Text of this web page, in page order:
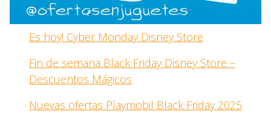
Es hoy! Cyber Monday Disney Store
Fin de semana Black Friday Disney Store –
Descuentos Mágicos
Nuevas ofertas Playmobil Black Friday 2025